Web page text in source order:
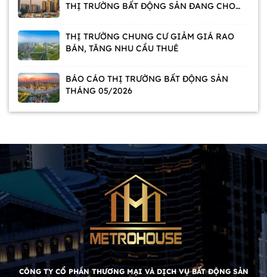
THỊ TRƯỜNG BẤT ĐỘNG SẢN ĐANG CHO
THỊ TRƯỜNG CHUNG CƯ GIẢM GIÁ RAO
BÁN, TĂNG NHU CẦU THUÊ
BÁO CÁO THỊ TRƯỜNG BẤT ĐỘNG SẢN
THÁNG 05/2026
CÔNG TY CỔ PHẦN THƯƠNG MẠI VÀ DỊCH VỤ BẤT ĐỘNG SẢN